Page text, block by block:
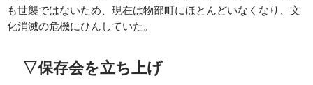
も世襲ではないため、現在は物部町にほとんどいなくなり、文
化消滅の危機にひんしていた。
▽保存会を立ち上げ